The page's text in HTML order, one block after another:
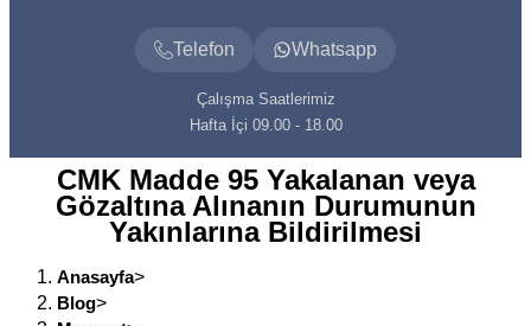
Telefon Whatsapp
Çalışma Saatlerimiz
Hafta İçi 09.00 - 18.00
CMK Madde 95 Yakalanan veya
Gözaltına Alınanın Durumunun
Yakınlarına Bildirilmesi
Anasayfa>
Blog>